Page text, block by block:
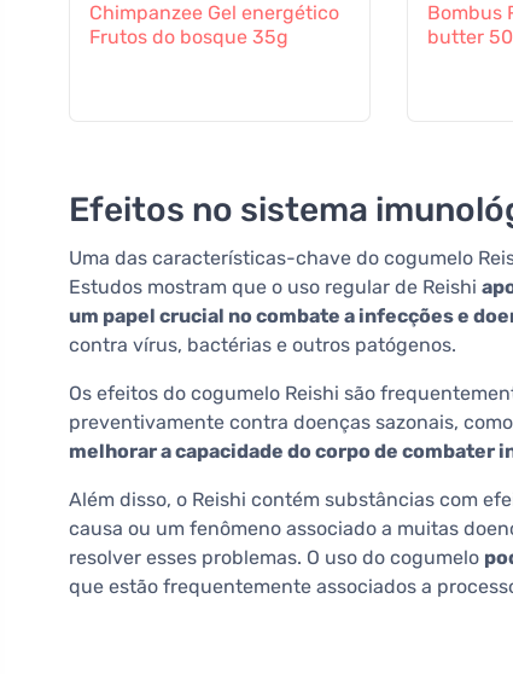
Chimpanzee Gel energético
Frutos do bosque 35g
Bombus
butter
Efeitos no sistema
Uma das características-chave do cogumelo
Estudos mostram que o uso regular de Reishi
um papel crucial no combate a infecções e
contra vírus, bactérias e outros patógenos.
Os efeitos do cogumelo Reishi são
preventivamente contra doenças sazonais,
melhorar a capacidade do corpo de combater
Além disso, o Reishi contém substâncias com
causa ou um fenômeno associado a muitas
resolver esses problemas. O uso do cogumelo
que estão frequentemente associados a